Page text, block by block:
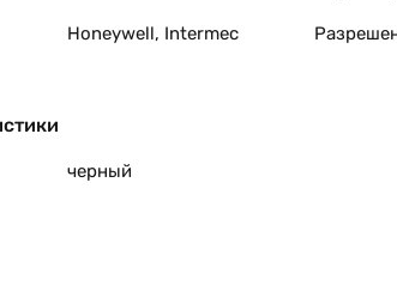
Honeywell, Intermec
черный